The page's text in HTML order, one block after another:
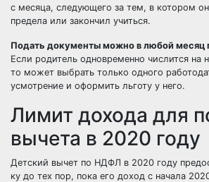
с месяца, следующего за тем, в котором он
предела или закончил учиться.
Подать документы можно в любой месяц
Если родитель одновременно числится на
то может выбрать только одного
усмотрение и оформить льготу у него.
Лимит дохода для
вычета в 2020 году
Дет­ский вычет по НДФЛ в 2020 году
ку до тех пор, пока его доход с на­ча­ла